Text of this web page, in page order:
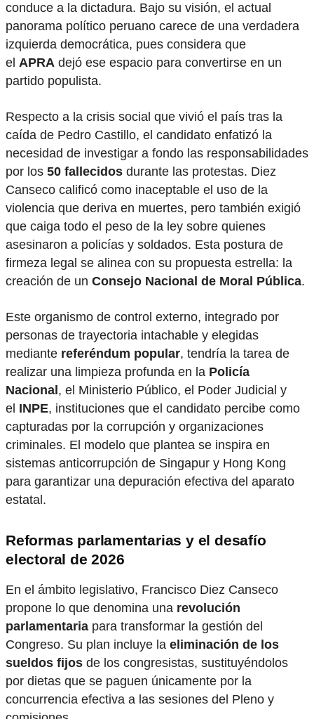
conduce a la dictadura. Bajo su visión, el actual
panorama político peruano carece de una verdadera
izquierda democrática, pues considera que
el APRA dejó ese espacio para convertirse en un
partido populista.
Respecto a la crisis social que vivió el país tras la
caída de Pedro Castillo, el candidato enfatizó la
necesidad de investigar a fondo las responsabilidades
por los 50 fallecidos durante las protestas. Diez
Canseco calificó como inaceptable el uso de la
violencia que deriva en muertes, pero también exigió
que caiga todo el peso de la ley sobre quienes
asesinaron a policías y soldados. Esta postura de
firmeza legal se alinea con su propuesta estrella: la
creación de un Consejo Nacional de Moral Pública.
Este organismo de control externo, integrado por
personas de trayectoria intachable y elegidas
mediante referéndum popular, tendría la tarea de
realizar una limpieza profunda en la Policía
Nacional, el Ministerio Público, el Poder Judicial y
el INPE, instituciones que el candidato percibe como
capturadas por la corrupción y organizaciones
criminales. El modelo que plantea se inspira en
sistemas anticorrupción de Singapur y Hong Kong
para garantizar una depuración efectiva del aparato
estatal.
Reformas parlamentarias y el desafío
electoral de 2026
En el ámbito legislativo, Francisco Diez Canseco
propone lo que denomina una revolución
parlamentaria para transformar la gestión del
Congreso. Su plan incluye la eliminación de los
sueldos fijos de los congresistas, sustituyéndolos
por dietas que se paguen únicamente por la
concurrencia efectiva a las sesiones del Pleno y